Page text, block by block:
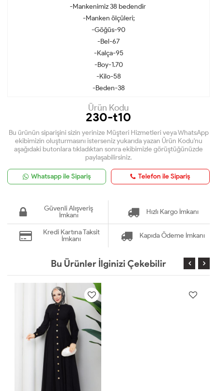
-Mankenimiz 38 bedendir
-Manken ölçüleri;
-Göğüs-90
-Bel-67
-Kalça-95
-Boy-1.70
-Kilo-58
-Beden-38
Ürün Kodu
230-t10
Bu ürünün siparişini sizin yerinize Müşteri Hizmetleri veya WhatsApp
ekibimizin oluşturmasını isterseniz yukarıda yazan Ürün Kodu'nu
aşağıdaki butonlara tıkladıktan sonra ekibimizle görüştüğünüzde
paylaşabilirsiniz.
Whatsapp ile Sipariş Telefon ile Sipariş
Güvenli Alışveriş
İmkanı
Hızlı Kargo İmkanı
Kredi Kartına Taksit
İmkanı
Kapıda Ödeme İmkanı
Bu Ürünler İlginizi Çekebilir